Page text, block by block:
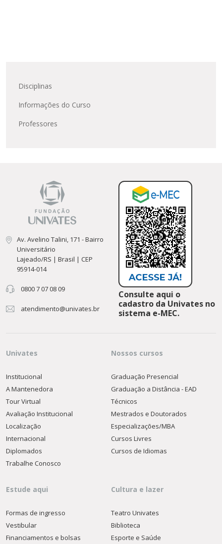
Disciplinas
Informações do Curso
Professores
Av. Avelino Talini, 171 - Bairro
Universitário
Lajeado/RS | Brasil | CEP
95914-014
0800 7 07 08 09
atendimento@univates.br
Consulte aqui o
cadastro da Univates no
sistema e-MEC.
Univates
Institucional
A Mantenedora
Tour Virtual
Avaliação Institucional
Localização
Internacional
Diplomados
Trabalhe Conosco
Nossos cursos
Graduação Presencial
Graduação a Distância - EAD
Técnicos
Mestrados e Doutorados
Especializações/MBA
Cursos Livres
Cursos de Idiomas
Estude aqui
Formas de ingresso
Vestibular
Financiamentos e bolsas
Cultura e lazer
Teatro Univates
Biblioteca
Esporte e Saúde